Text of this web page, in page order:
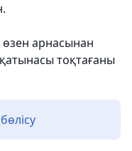
арнасынан
тоқтағаны